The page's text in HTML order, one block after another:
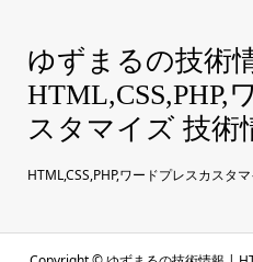
ゆずまるの技術
HTML,CSS,PHP,
スタマイズ 技術
HTML,CSS,PHP,ワードプレスカスタ